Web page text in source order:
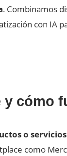
. Combinamos
con IA
y cómo
o
como